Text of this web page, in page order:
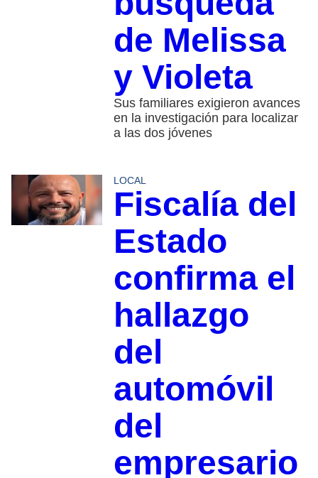
de Melissa
y Violeta
Sus familiares exigieron avances
en la investigación para localizar
a las dos jóvenes
LOCAL
Fiscalía del
Estado
confirma el
hallazgo
del
automóvil
del
empresario